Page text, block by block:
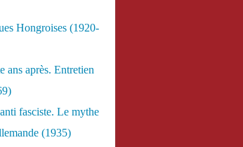
Hongroises (1920-
ans après. Entretien
fasciste. Le mythe
(1935)